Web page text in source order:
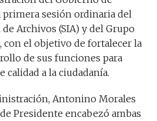
primera sesión ordinaria del
Archivos (SIA) y del Grupo
con el objetivo de fortalecer la
de sus funciones para
a la ciudadanía.
Antonino Morales
Presidente encabezó ambas